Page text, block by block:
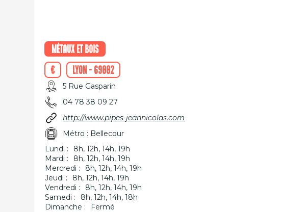
Métaux et bois
€
Lyon - 69002
5 Rue Gasparin
04 78 38 09 27
http://www.pipes-jeannicolas.com
Métro : Bellecour
Lundi :
8h, 12h, 14h, 19h
Mardi :
8h, 12h, 14h, 19h
Mercredi :
8h, 12h, 14h, 19h
Jeudi :
8h, 12h, 14h, 19h
Vendredi :
8h, 12h, 14h, 19h
Samedi :
8h, 12h, 14h, 18h
Dimanche :
Fermé